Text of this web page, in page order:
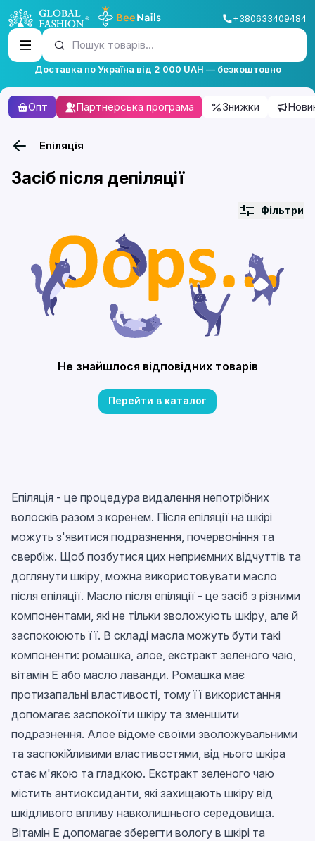
+380633409484
Пошук товарів...
Доставка по Україна від 2 000 UAH — безкоштовно
Опт Партнерська програма Знижки
Епіляція
Засіб після депіляції
Фільтри
Не знайшлося відповідних товарів
Перейти в каталог
Епіляція - це процедура видалення непотрібних
волосків разом з коренем. Після епіляції на шкірі
можуть з'явитися подразнення, почервоніння та
свербіж. Щоб позбутися цих неприємних відчуттів та
доглянути шкіру, можна використовувати масло
після епіляції. Масло після епіляції - це засіб з різними
компонентами, які не тільки зволожують шкіру, але й
заспокоюють її. В складі масла можуть бути такі
компоненти: ромашка, алое, екстракт зеленого чаю,
вітамін Е або масло лаванди. Ромашка має
протизапальні властивості, тому її використання
допомагає заспокоїти шкіру та зменшити
подразнення. Алое відоме своїми зволожувальними
та заспокійливими властивостями, від нього шкіра
стає м'якою та гладкою. Екстракт зеленого чаю
містить антиоксиданти, які захищають шкіру від
шкідливого впливу навколишнього середовища.
Вітамін Е допомагає зберегти вологу в шкірі та